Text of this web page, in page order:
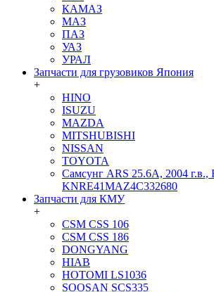
КАМАЗ
МАЗ
ПАЗ
УАЗ
УРАЛ
Запчасти для грузовиков Япония
+
HINO
ISUZU
MAZDA
MITSHUBISHI
NISSAN
TOYOTA
Самсунг ARS 25.6A, 2004 г.в.,
KNRE41MAZ4C332680
Запчасти для КМУ
+
CSM CSS 106
CSM CSS 186
DONGYANG
HIAB
HOTOMI LS1036
SOOSAN SCS335